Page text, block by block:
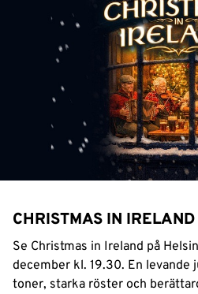
CHRISTMAS IN IRELAND
Se Christmas in Ireland på
december kl. 19.30. En levande
toner, starka röster och